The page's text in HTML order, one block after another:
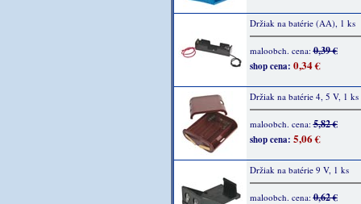
Držiak na batérie (AA), 1 ks
maloobch. cena:0,39 €
shop cena: 0,34 €
Držiak na batérie 4, 5 V, 1 ks
maloobch. cena:5,82 €
shop cena: 5,06 €
Držiak na batérie 9 V, 1 ks
maloobch. cena:0,62 €